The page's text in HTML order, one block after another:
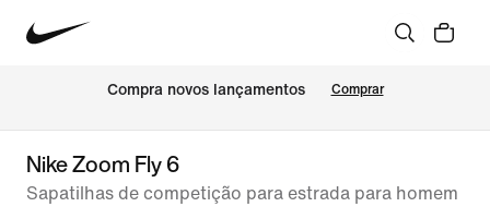
Compra novos lançamentos Comprar
Nike Zoom Fly 6
Sapatilhas de competição para estrada para homem